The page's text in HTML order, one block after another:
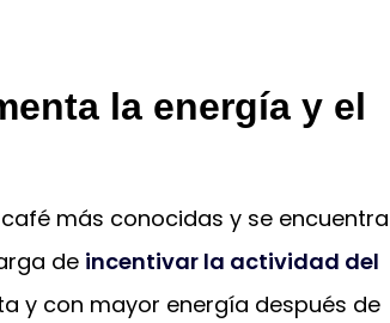
la energía y el
más conocidas y se encuentra
de incentivar la actividad del
y con mayor energía después de